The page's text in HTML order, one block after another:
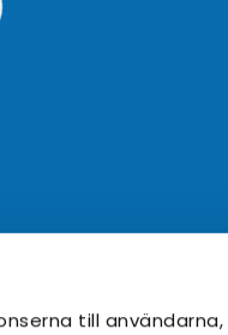
till användarna,